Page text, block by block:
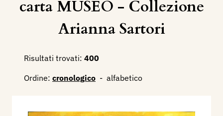
carta MUSEO - Collezione
Arianna Sartori
Risultati trovati: 400
Ordine: cronologico - alfabetico